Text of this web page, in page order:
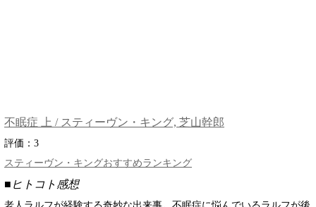
不眠症 上 / スティーヴン・キング, 芝山幹郎
評価： 3
スティーヴン・キングおすすめランキング
■ヒトコト感想